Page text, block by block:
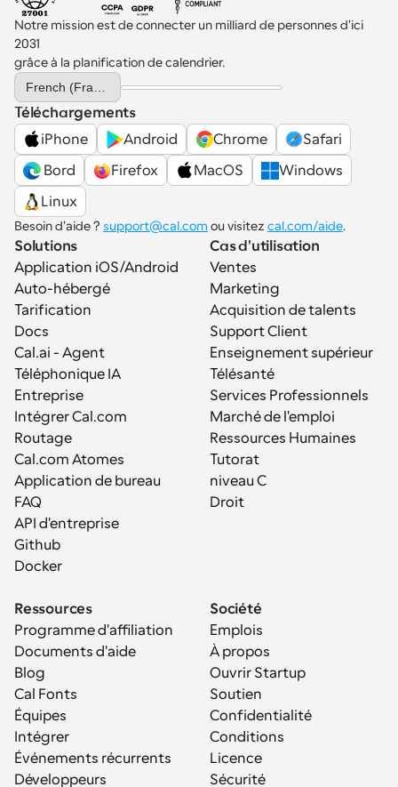
Notre mission est de connecter un milliard de personnes d'ici
2031
grâce à la planification de calendrier.
Select Language
Téléchargements
iPhone
Android Chrome
Safari
Bord
Firefox MacOS
Windows
Linux
Besoin d'aide ? support@cal.com ou visitez cal.com/aide.
Solutions
Application iOS/Android
Auto-hébergé
Tarification
Docs
Cal.ai - Agent
Téléphonique IA
Entreprise
Intégrer Cal.com
Routage
Cal.com Atomes
Application de bureau
FAQ
API d'entreprise
Github
Docker
Cas d'utilisation
Ventes
Marketing
Acquisition de talents
Support Client
Enseignement supérieur
Télésanté
Services Professionnels
Marché de l'emploi
Ressources Humaines
Tutorat
niveau C
Droit
Ressources
Programme d'affiliation
Documents d'aide
Blog
Cal Fonts
Équipes
Intégrer
Événements récurrents
Développeurs
Société
Emplois
À propos
Ouvrir Startup
Soutien
Confidentialité
Conditions
Licence
Sécurité